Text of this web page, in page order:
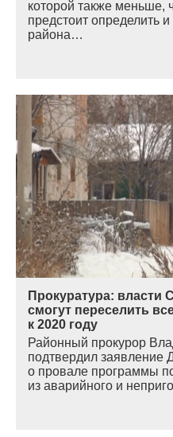
которой также меньше,
предстоит определить и
района…
Прокуратура: власти
смогут переселить
к 2020 году
Районный прокурор
подтвердил заявление
о провале программы
из аварийного и